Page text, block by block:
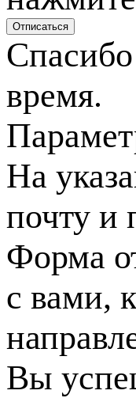
время.
На
почту и
Форма
с вами,
Вы